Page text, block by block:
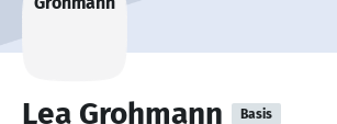
Lea Grohmann Basis